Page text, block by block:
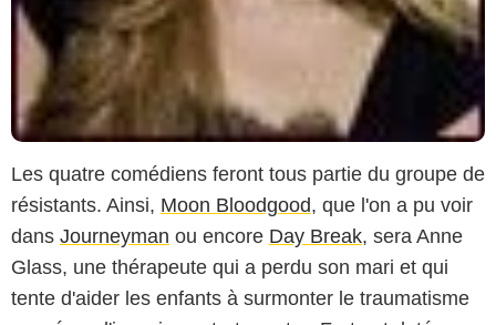
Les quatre comédiens feront tous partie du groupe de
résistants. Ainsi, Moon Bloodgood, que l'on a pu voir
dans Journeyman ou encore Day Break, sera Anne
Glass, une thérapeute qui a perdu son mari et qui
tente d'aider les enfants à surmonter le traumatisme